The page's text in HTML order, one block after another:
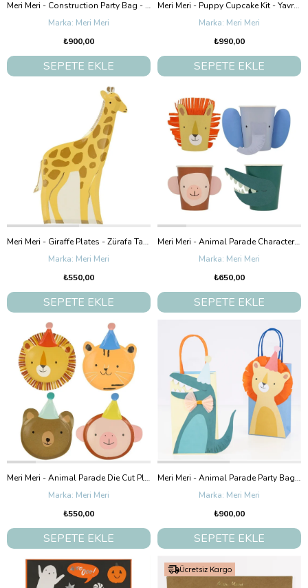
Meri Meri - Construction Party Bag - İnşaat Parti Çantaları - 8'Li
Meri Meri
₺900,00
SEPETE EKLE
Meri Meri - Puppy Cupcake Kit - Yavru Köpek Cupcake Kit - 24'Lü
Meri Meri
₺990,00
SEPETE EKLE
Meri Meri - Giraffe Plates - Zürafa Tabaklar - 8'Li
Meri Meri
₺550,00
SEPETE EKLE
Meri Meri - Animal Parade Character Cups - Hayvan Geçit Töreni Bardaklar - 8'Li
Meri Meri
₺650,00
SEPETE EKLE
Meri Meri - Animal Parade Die Cut Plates - Hayvan Geçit Töreni Tabaklar (8'Li)
Meri Meri
₺550,00
SEPETE EKLE
Meri Meri - Animal Parade Party Bags - Hayvanlar Geçit Töreni Parti Çantaları (8'Li)
Meri Meri
₺900,00
SEPETE EKLE
Ücretsiz Kargo